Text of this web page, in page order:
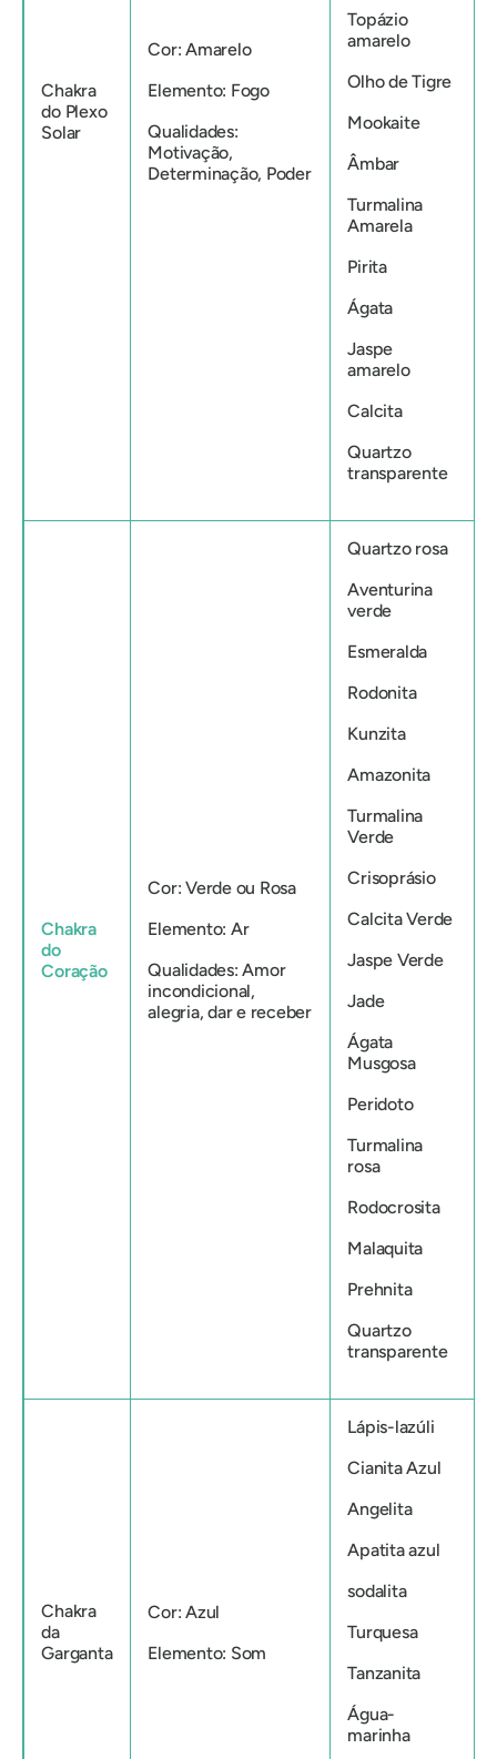
Chakra
do Plexo
Solar
Cor: Amarelo
Elemento: Fogo
Qualidades:
Motivação,
Determinação, Poder
Topázio
amarelo
Olho de Tigre
Mookaite
Âmbar
Turmalina
Amarela
Pirita
Ágata
Jaspe
amarelo
Calcita
Quartzo
transparente
Chakra
do
Coração
Cor: Verde ou Rosa
Elemento: Ar
Qualidades: Amor
incondicional,
alegria, dar e receber
Quartzo rosa
Aventurina
verde
Esmeralda
Rodonita
Kunzita
Amazonita
Turmalina
Verde
Crisoprásio
Calcita Verde
Jaspe Verde
Jade
Ágata
Musgosa
Peridoto
Turmalina
rosa
Rodocrosita
Malaquita
Prehnita
Quartzo
transparente
Chakra
da
Garganta
Cor: Azul
Elemento: Som
Lápis-lazúli
Cianita Azul
Angelita
Apatita azul
sodalita
Turquesa
Tanzanita
Água-
marinha